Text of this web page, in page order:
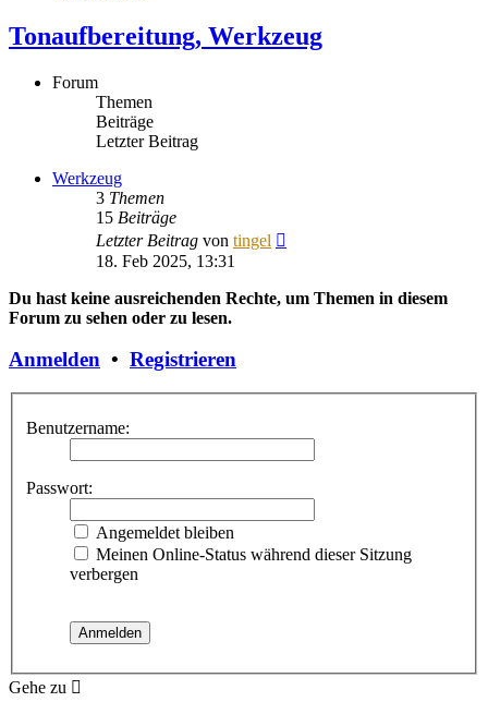
Tonaufbereitung, Werkzeug
Forum
Themen
Beiträge
Letzter Beitrag
Werkzeug
3 Themen
15 Beiträge
Letzter Beitrag von tingel
18. Feb 2025, 13:31
Du hast keine ausreichenden Rechte, um Themen in diesem
Forum zu sehen oder zu lesen.
Anmelden • Registrieren
Benutzername:
Passwort:
Angemeldet bleiben
Meinen Online-Status während dieser Sitzung
verbergen
Gehe zu